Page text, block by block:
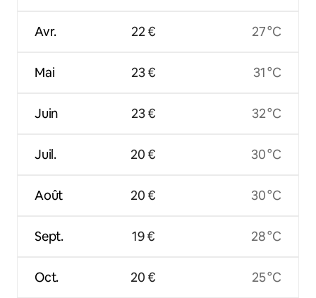
Avr.
Mai
Juin
Juil.
Août
Sept.
Oct.
22 €
23 €
23 €
20 €
20 €
19 €
20 €
27 °C
31 °C
32 °C
30 °C
30 °C
28 °C
25 °C